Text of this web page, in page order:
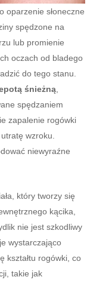
oparzenie słoneczne
spędzone na
lub promienie
oczach od bladego
do tego stanu.
śnieżną,
spędzaniem
zapalenie rogówki
wzroku.
niewyraźne
który tworzy się
kącika,
nie jest szkodliwy
wystarczająco
kształtu rogówki, co
takie jak